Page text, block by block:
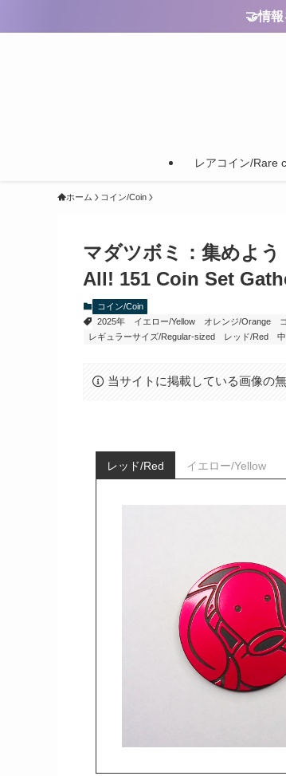
🤝情
レアコイン/Rare
ホーム コイン/Coin
マダツボミ：集めよ
All! 151 Coin Set
コイン/Coin
2025年
イエロー/Yellow オレンジ/Orange
レギュラーサイズ/Regular-sized
レッド/Red
当サイトに掲載している画像の
レッド/Red イエロー/Yellow